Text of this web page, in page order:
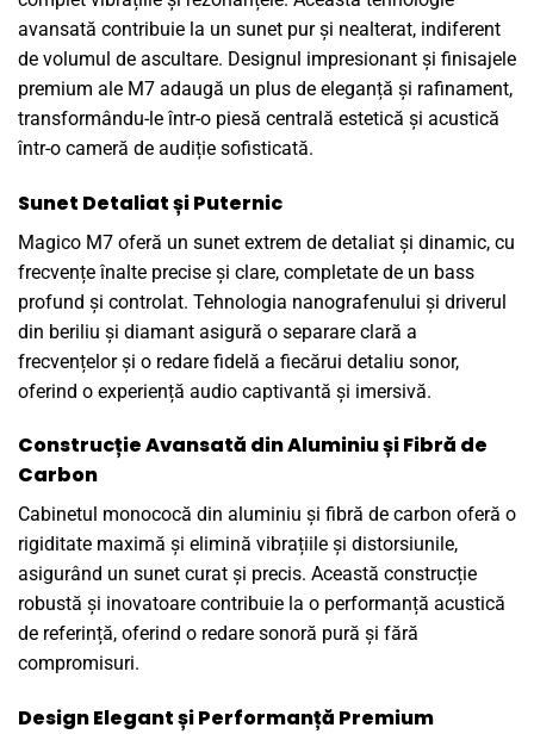
avansată contribuie la un sunet pur și nealterat, indiferent
de volumul de ascultare. Designul impresionant și finisajele
premium ale M7 adaugă un plus de eleganță și rafinament,
transformându-le într-o piesă centrală estetică și acustică
într-o cameră de audiție sofisticată.
Sunet Detaliat și Puternic
Magico M7 oferă un sunet extrem de detaliat și dinamic, cu
frecvențe înalte precise și clare, completate de un bass
profund și controlat. Tehnologia nanografenului și driverul
din beriliu și diamant asigură o separare clară a
frecvențelor și o redare fidelă a fiecărui detaliu sonor,
oferind o experiență audio captivantă și imersivă.
Construcție Avansată din Aluminiu și Fibră de
Carbon
Cabinetul monococă din aluminiu și fibră de carbon oferă o
rigiditate maximă și elimină vibrațiile și distorsiunile,
asigurând un sunet curat și precis. Această construcție
robustă și inovatoare contribuie la o performanță acustică
de referință, oferind o redare sonoră pură și fără
compromisuri.
Design Elegant și Performanță Premium